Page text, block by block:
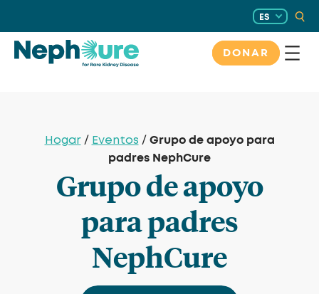
contenido
ES
DONAR
Hogar/ Eventos / Grupo de apoyo para
padres NephCure
Grupo de apoyo
para padres
NephCure